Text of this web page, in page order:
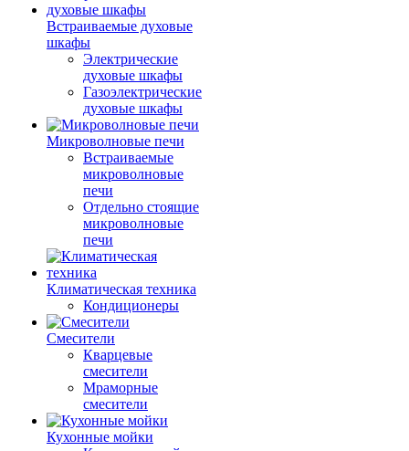
Встраиваемые духовые
шкафы
Электрические
духовые шкафы
Газоэлектрические
духовые шкафы
Микроволновые печи
Встраиваемые
микроволновые
печи
Отдельно стоящие
микроволновые
печи
Климатическая техника
Кондиционеры
Смесители
Кварцевые
смесители
Мраморные
смесители
Кухонные мойки